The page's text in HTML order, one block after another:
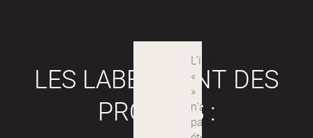
LES LABEX SONT DES
PROJETS :